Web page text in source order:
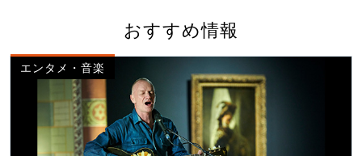
おすすめ情報
エンタメ・音楽